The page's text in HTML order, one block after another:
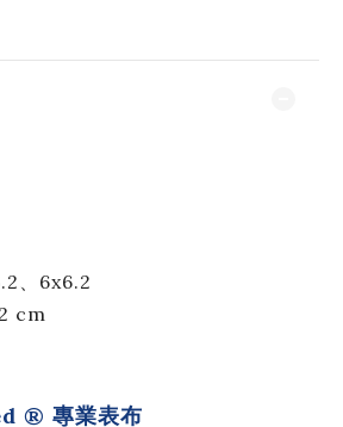
、6x6.2
cm
® 專業表布